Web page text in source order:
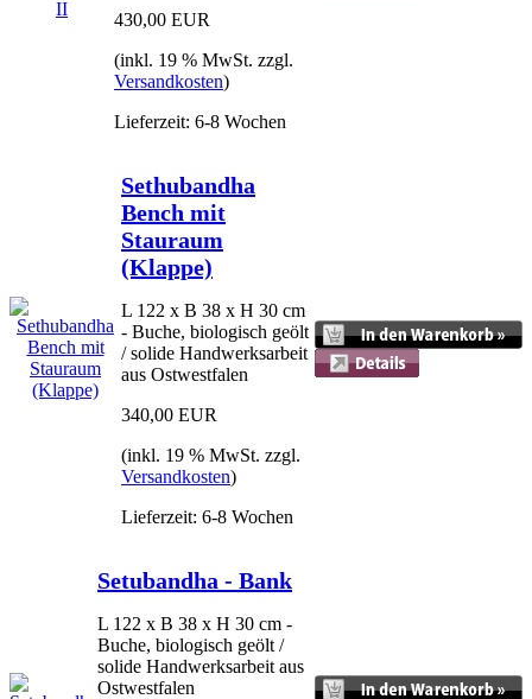
430,00 EUR
(inkl. 19 % MwSt. zzgl.
Versandkosten)
Lieferzeit: 6-8 Wochen
Sethubandha
Bench mit
Stauraum
(Klappe)
L 122 x B 38 x H 30 cm
- Buche, biologisch geölt
/ solide Handwerksarbeit
aus Ostwestfalen
340,00 EUR
(inkl. 19 % MwSt. zzgl.
Versandkosten)
Lieferzeit: 6-8 Wochen
Setubandha - Bank
L 122 x B 38 x H 30 cm -
Buche, biologisch geölt /
solide Handwerksarbeit aus
Ostwestfalen